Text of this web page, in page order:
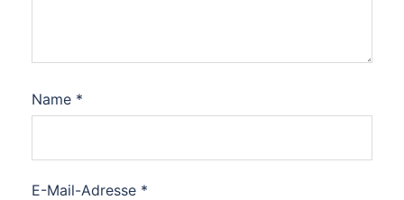
Name *
E-Mail-Adresse *